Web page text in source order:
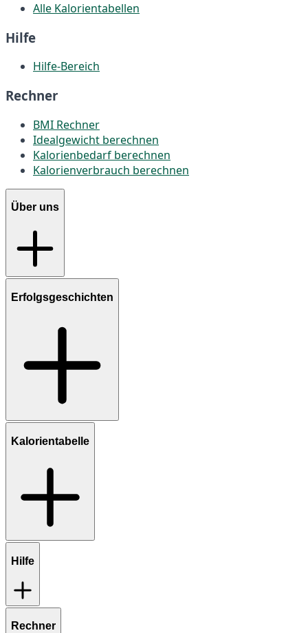
Alle Kalorientabellen
Hilfe
Hilfe-Bereich
Rechner
BMI Rechner
Idealgewicht berechnen
Kalorienbedarf berechnen
Kalorienverbrauch berechnen
Über uns
Erfolgsgeschichten
Kalorientabelle
Hilfe
Rechner